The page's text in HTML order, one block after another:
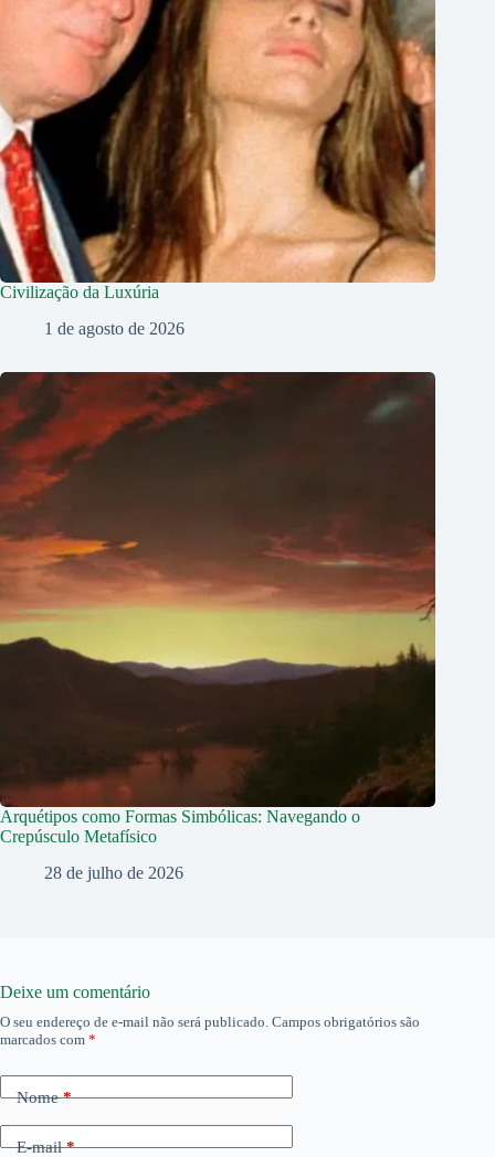
Civilização da Luxúria
1 de agosto de 2026
Arquétipos como Formas Simbólicas: Navegando o
Crepúsculo Metafísico
28 de julho de 2026
Deixe um comentário
O seu endereço de e-mail não será publicado. Campos obrigatórios são
marcados com *
Nome*
E-mail*